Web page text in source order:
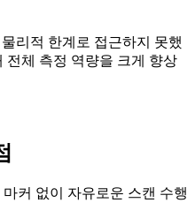
리적 한계로 접근하지 못했
전체 측정 역량을 크게 향상
커 없이 자유로운 스캔 수행